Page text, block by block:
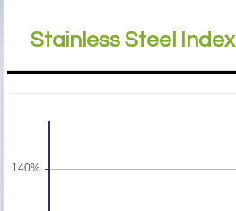
Stainless Steel Index